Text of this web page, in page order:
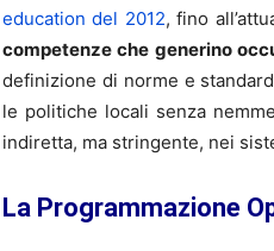
education del 2012, fino
competenze che generino
definizione di norme e
le politiche locali senza
indiretta, ma stringente, nei
La Programmazione